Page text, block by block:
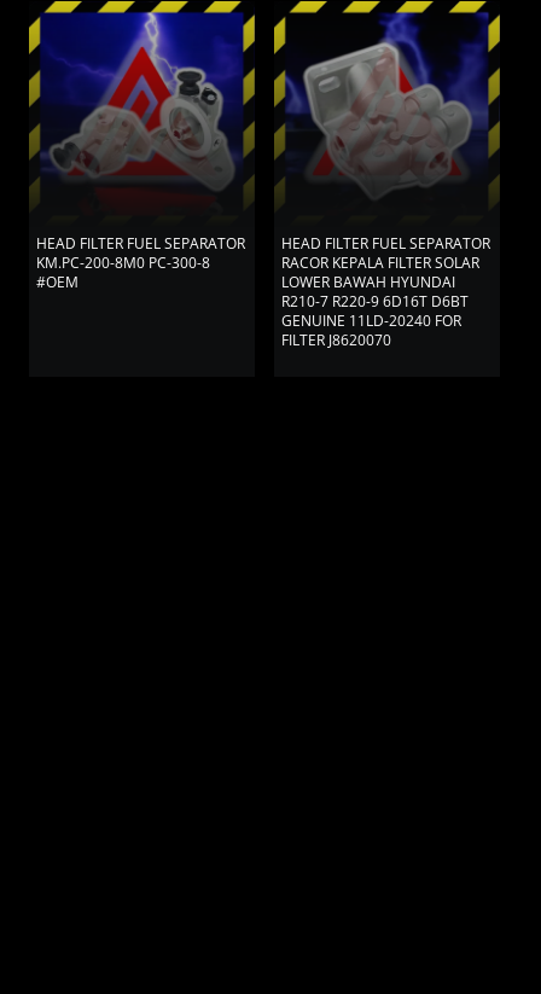
HEAD FILTER FUEL SEPARATOR
KM.PC-200-8M0 PC-300-8
#OEM
HEAD FILTER FUEL SEPARATOR
RACOR KEPALA FILTER SOLAR
LOWER BAWAH HYUNDAI
R210-7 R220-9 6D16T D6BT
GENUINE 11LD-20240 FOR
FILTER J8620070